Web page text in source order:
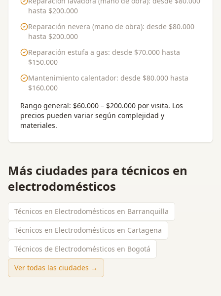
hasta $200.000
Reparación nevera (mano de obra): desde $80.000
hasta $200.000
Reparación estufa a gas: desde $70.000 hasta
$150.000
Mantenimiento calentador: desde $80.000 hasta
$160.000
Rango general: $60.000 – $200.000 por visita. Los
precios pueden variar según complejidad y
materiales.
Más ciudades para técnicos en
electrodomésticos
Técnicos en Electrodomésticos en Barranquilla
Técnicos en Electrodomésticos en Cartagena
Técnicos de Electrodomésticos en Bogotá
Ver todas las ciudades →